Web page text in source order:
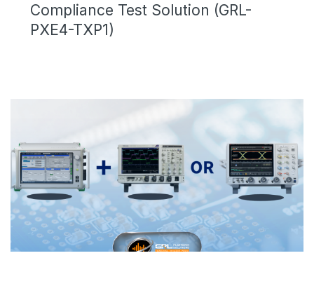
Compliance Test Solution (GRL-
PXE4-TXP1)